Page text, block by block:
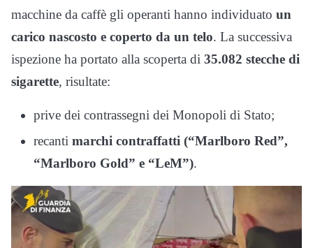
macchine da caffè gli operanti hanno individuato un
carico nascosto e coperto da un telo. La successiva
ispezione ha portato alla scoperta di 35.082 stecche di
sigarette, risultate:
prive dei contrassegni dei Monopoli di Stato;
recanti marchi contraffatti (“Marlboro Red”,
“Marlboro Gold” e “LeM”).